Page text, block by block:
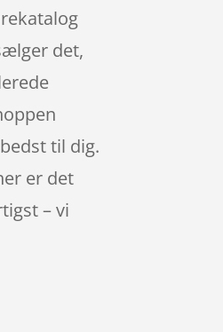
det,
til dig.
er det
– vi